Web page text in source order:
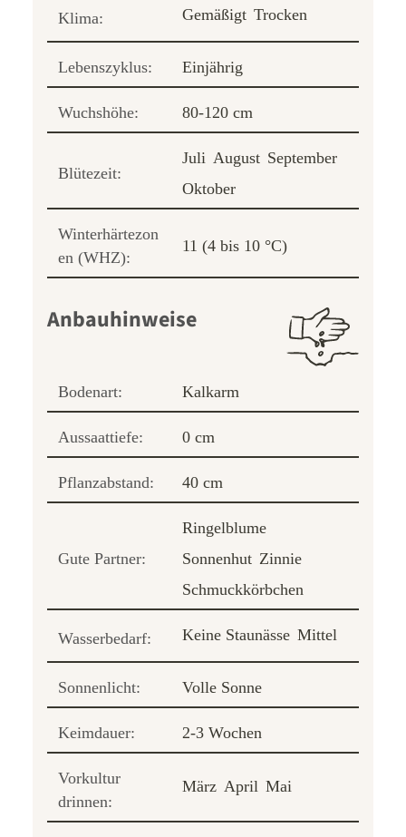
Klima: Gemäßigt Trocken
Lebenszyklus: Einjährig
Wuchshöhe: 80-120 cm
Blütezeit:
Juli August September
Oktober
Winterhärtezon
en (WHZ):
11 (4 bis 10 °C)
Anbauhinweise
Bodenart: Kalkarm
Aussaattiefe: 0 cm
Pflanzabstand: 40 cm
Gute Partner:
Ringelblume
Sonnenhut Zinnie
Schmuckkörbchen
Wasserbedarf: Keine Staunässe Mittel
Sonnenlicht: Volle Sonne
Keimdauer: 2-3 Wochen
Vorkultur
drinnen:
März April Mai